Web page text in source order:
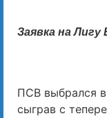
Заявка на
ПСВ выбрался
сыграв с